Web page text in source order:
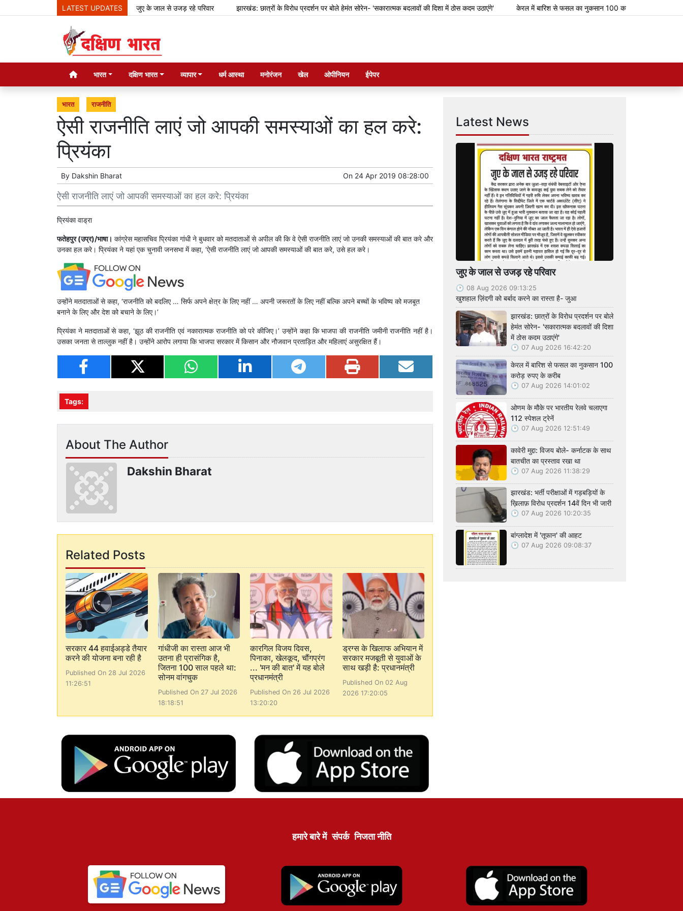
LATEST UPDATESजुए के जाल से उजड़ रहे परिवार झारखंड: छात्रों के विरोध प्रदर्शन पर बोले हेमंत सोरेन- 'सकारात्मक बदलावों की दिशा में ठोस कदम उठाएंगे' केरल में बारिश से फसल का नुकसान 100 करोड़ रुपए के करीब
भारत दक्षिण भारत व्यापार धर्म आस्था मनोरंजन खेल ओपीनियन ईपेपर
भारत राजनीति
ऐसी राजनीति लाएं जो आपकी समस्याओं का हल करे:
प्रियंका
By Dakshin Bharat On 24 Apr 2019 08:28:00
ऐसी राजनीति लाएं जो आपकी समस्याओं का हल करे: प्रियंका
प्रियंका वाड्रा
फतेहपुर (उप्र)/भाषा। कांग्रेस महासचिव प्रियंका गांधी ने बुधवार को मतदाताओं से अपील की कि वे ऐसी राजनीति लाएं जो उनकी समस्याओं की बात करे और
उनका हल करे। प्रियंका ने यहां एक चुनावी जनसभा में कहा, ‘ऐसी राजनीति लाएं जो आपकी समस्याओं की बात करे, उसे हल करे।
उन्होंने मतदाताओं से कहा, ‘राजनीति को बदलिए … सिर्फ अपने क्षेत्र के लिए नहीं … अपनी जरूरतों के लिए नहीं बल्कि अपने बच्चों के भविष्य को मजबूत
बनाने के लिए और देश को बचाने के लिए।’
प्रियंका ने मतदाताओं से कहा, ‘झूठ की राजनीति एवं नकारात्मक राजनीति को परे कीजिए।’ उन्होंने कहा कि भाजपा की राजनीति जमीनी राजनीति नहीं है।
उसका जनता से ताल्लुक नहीं है। उन्होंने आरोप लगाया कि भाजपा सरकार में किसान और नौजवान प्रताड़ित और महिलाएं असुरक्षित हैं।
Tags:
About The Author
Dakshin Bharat
Related Posts
सरकार 44 हवाईअड्डे तैयार
करने की योजना बना रही है
Published On 28 Jul 2026
11:26:51
गांधीजी का रास्ता आज भी
उतना ही प्रासंगिक है,
जितना 100 साल पहले था:
सोनम वांगचुक
Published On 27 Jul 2026
18:18:51
कारगिल विजय दिवस,
पिनाका, खेलकूद, चौंगप्रंग
... 'मन की बात' में यह बोले
प्रधानमंत्री
Published On 26 Jul 2026
13:20:20
ड्रग्स के खिलाफ अभियान में
सरकार मजबूती से युवाओं के
साथ खड़ी है: प्रधानमंत्री
Published On 02 Aug
2026 17:20:05
Latest News
जुए के जाल से उजड़ रहे परिवार
08 Aug 2026 09:13:25
खुशहाल ज़िंदगी को बर्बाद करने का रास्ता है- जुआ
झारखंड: छात्रों के विरोध प्रदर्शन पर बोले
हेमंत सोरेन- 'सकारात्मक बदलावों की दिशा
में ठोस कदम उठाएंगे'
07 Aug 2026 16:42:20
केरल में बारिश से फसल का नुकसान 100
करोड़ रुपए के करीब
07 Aug 2026 14:01:02
ओणम के मौके पर भारतीय रेलवे चलाएगा
112 स्पेशल ट्रेनें
07 Aug 2026 12:51:49
कावेरी मुद्दा: विजय बोले- कर्नाटक के साथ
बातचीत का प्रस्ताव रखा था
07 Aug 2026 11:38:29
झारखंड: भर्ती परीक्षाओं में गड़बड़ियों के
ख़िलाफ़ विरोध प्रदर्शन 14वें दिन भी जारी
07 Aug 2026 10:20:35
बांग्लादेश में 'तूफान' की आहट
07 Aug 2026 09:08:37
हमारे बारे में संपर्क निजता नीति